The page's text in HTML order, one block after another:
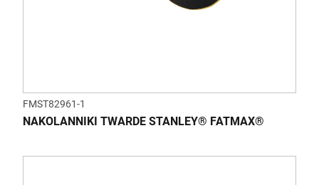
FMST82961-1
NAKOLANNIKI TWARDE STANLEY® FATMAX®